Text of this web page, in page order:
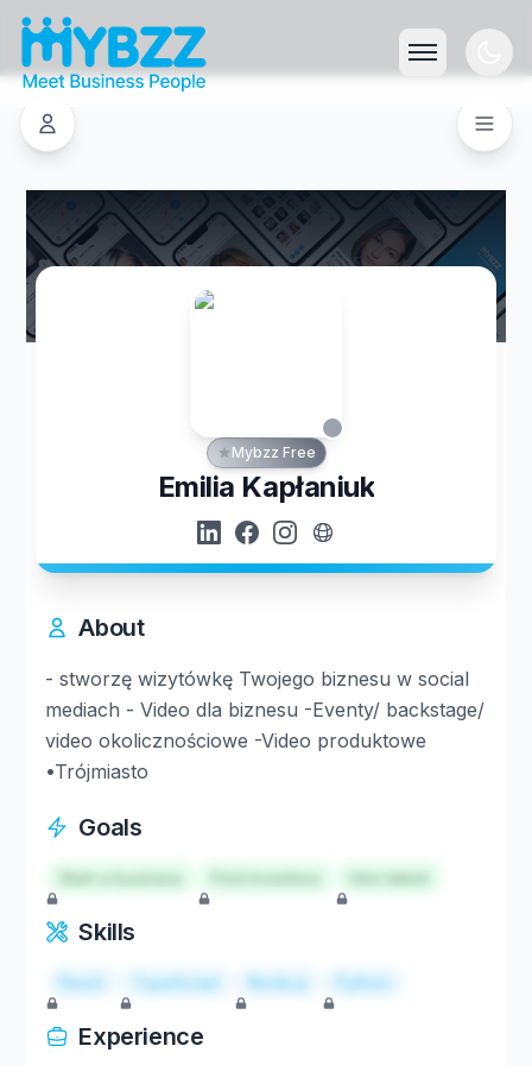
Mybzz Free
Emilia Kapłaniuk
About
- stworzę wizytówkę Twojego biznesu w social
mediach - Video dla biznesu -Eventy/ backstage/
video okolicznościowe -Video produktowe
•Trójmiasto
Goals
Start a business Hire talent
Skills
React TypeScript Node.js Python
Experience